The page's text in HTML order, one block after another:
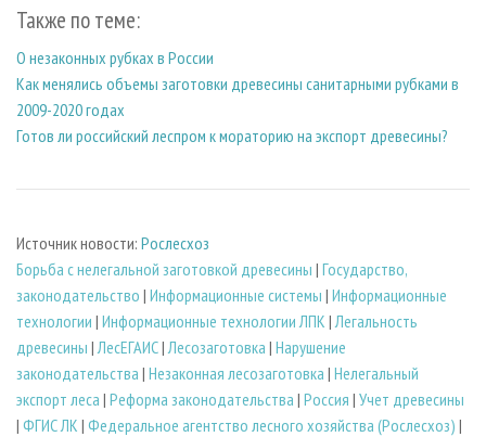
Также по теме:
О незаконных рубках в России
Как менялись объемы заготовки древесины санитарными рубками в
2009-2020 годах
Готов ли российский леспром к мораторию на экспорт древесины?
Источник новости: Рослесхоз
Борьба с нелегальной заготовкой древесины | Государство,
законодательство | Информационные системы | Информационные
технологии | Информационные технологии ЛПК | Легальность
древесины | ЛесЕГАИС| Лесозаготовка | Нарушение
законодательства | Незаконная лесозаготовка | Нелегальный
экспорт леса | Реформа законодательства | Россия | Учет древесины
| ФГИС ЛК | Федеральное агентство лесного хозяйства (Рослесхоз) |